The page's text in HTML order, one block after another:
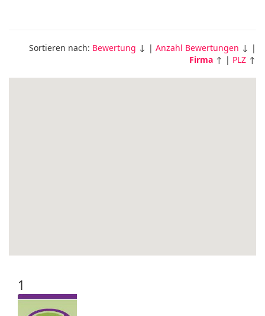
Sortieren nach: Bewertung ↓ | Anzahl Bewertungen ↓ |
Firma ↑ | PLZ ↑
1